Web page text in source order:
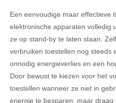
Een eenvoudige maar effectieve
elektronische apparaten volledig
ze op stand-by te laten staan.
verbruiken toestellen nog steeds
onnodig energieverlies en een
Door bewust te kiezen voor het
toestellen wanneer ze niet in
energie te besparen, maar